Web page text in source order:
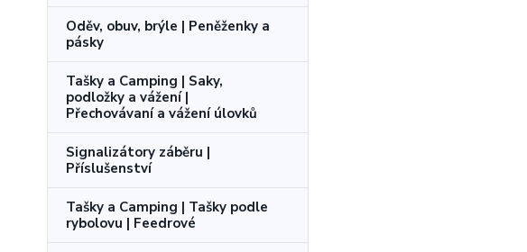
Oděv, obuv, brýle | Peněženky a
pásky
Tašky a Camping | Saky,
podložky a vážení |
Přechovávaní a vážení úlovků
Signalizátory záběru |
Příslušenství
Tašky a Camping | Tašky podle
rybolovu | Feedrové